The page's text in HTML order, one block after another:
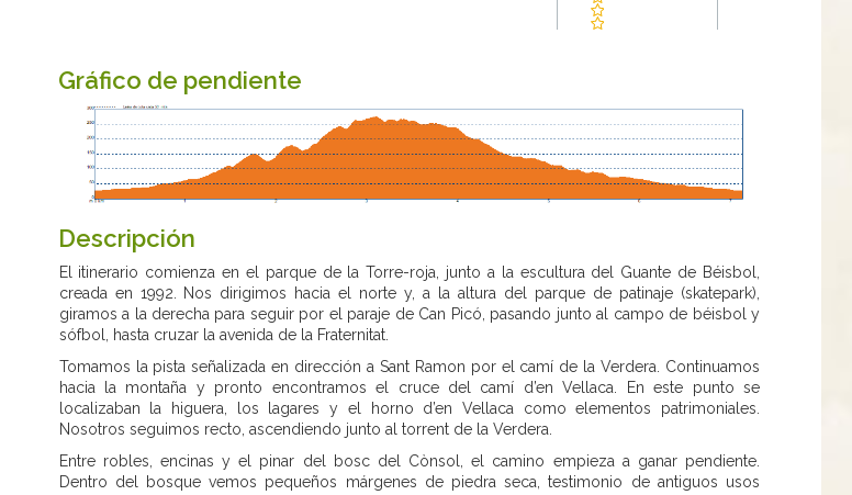
Gráfico de pendiente
Descripción
El itinerario comienza en el parque de la Torre-roja, junto a la escultura del Guante de Béisbol,
creada en 1992. Nos dirigimos hacia el norte y, a la altura del parque de patinaje (skatepark),
giramos a la derecha para seguir por el paraje de Can Picó, pasando junto al campo de béisbol y
sófbol, hasta cruzar la avenida de la Fraternitat.
Tomamos la pista señalizada en dirección a Sant Ramon por el camí de la Verdera. Continuamos
hacia la montaña y pronto encontramos el cruce del camí d’en Vellaca. En este punto se
localizaban la higuera, los lagares y el horno d’en Vellaca como elementos patrimoniales.
Nosotros seguimos recto, ascendiendo junto al torrent de la Verdera.
Entre robles, encinas y el pinar del bosc del Cònsol, el camino empieza a ganar pendiente.
Dentro del bosque vemos pequeños márgenes de piedra seca, testimonio de antiguos usos